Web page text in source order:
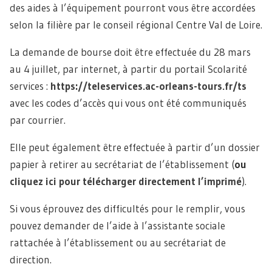
des aides à l’équipement pourront vous être accordées
selon la filière par le conseil régional Centre Val de Loire.
La demande de bourse doit être effectuée du 28 mars
au 4 juillet, par internet, à partir du portail Scolarité
services : https://teleservices.ac-orleans-tours.fr/ts
avec les codes d’accès qui vous ont été communiqués
par courrier.
Elle peut également être effectuée à partir d’un dossier
papier à retirer au secrétariat de l’établissement (ou
cliquez ici pour télécharger directement l’imprimé).
Si vous éprouvez des difficultés pour le remplir, vous
pouvez demander de l’aide à l’assistante sociale
rattachée à l’établissement ou au secrétariat de
direction.